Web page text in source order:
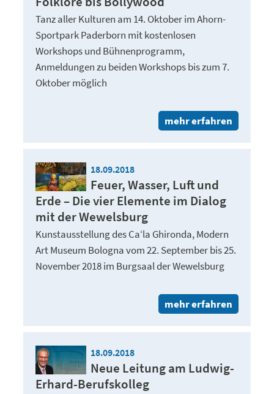
Tanz aller Kulturen am 14. Oktober im Ahorn-
Sportpark Paderborn mit kostenlosen
Workshops und Bühnenprogramm,
Anmeldungen zu beiden Workshops bis zum 7.
Oktober möglich
mehr erfahren
18.09.2018
Feuer, Wasser, Luft und
Erde – Die vier Elemente im Dialog
mit der Wewelsburg
Kunstausstellung des Ca‘la Ghironda, Modern
Art Museum Bologna vom 22. September bis 25.
November 2018 im Burgsaal der Wewelsburg
mehr erfahren
18.09.2018
Neue Leitung am Ludwig-
Erhard-Berufskolleg